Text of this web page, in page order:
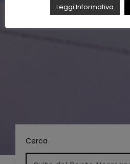
Cerca
Leggi Informativa